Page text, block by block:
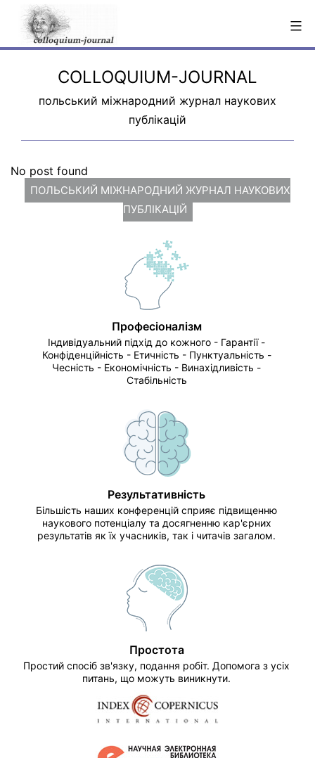
content
COLLOQUIUM-JOURNAL
польський міжнародний журнал наукових
публікацій
No post found
ПОЛЬСЬКИЙ МІЖНАРОДНИЙ ЖУРНАЛ НАУКОВИХ
ПУБЛІКАЦІЙ
Професіоналізм
Індивідуальний підхід до кожного - Гарантії -
Конфіденційність - Етичність - Пунктуальність -
Чесність - Економічність - Винахідливість -
Стабільність
Результативність
Більшість наших конференцій сприяє підвищенню
наукового потенціалу та досягненню кар'єрних
результатів як їх учасників, так і читачів загалом.
Простота
Простий спосіб зв'язку, подання робіт. Допомога з усіх
питань, що можуть виникнути.